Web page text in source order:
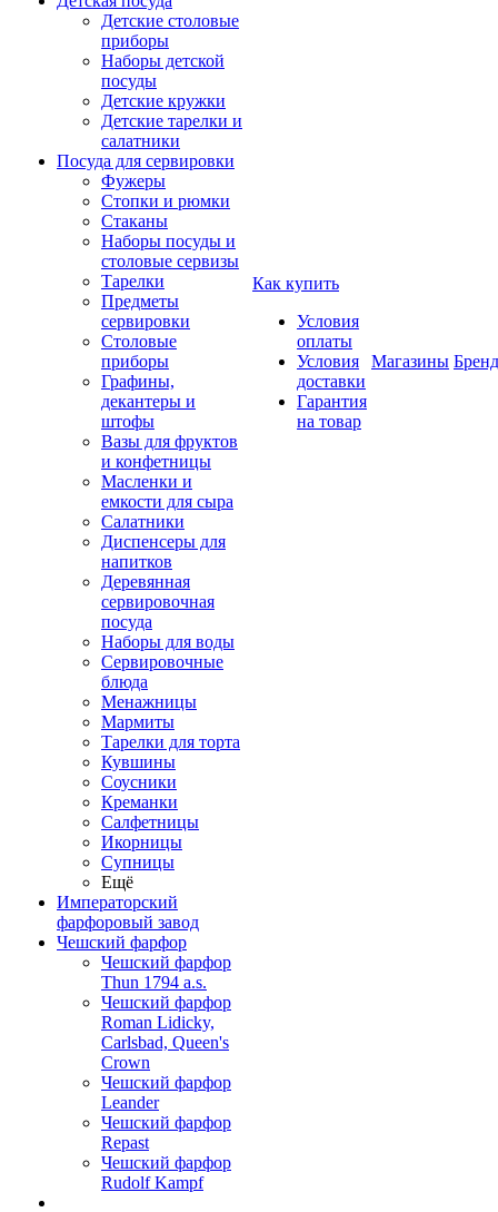
Детские столовые
приборы
Наборы детской
посуды
Детские кружки
Детские тарелки и
салатники
Посуда для сервировки
Фужеры
Стопки и рюмки
Стаканы
Наборы посуды и
столовые сервизы
Тарелки
Предметы
сервировки
Столовые
приборы
Графины,
декантеры и
штофы
Вазы для фруктов
и конфетницы
Масленки и
емкости для сыра
Салатники
Диспенсеры для
напитков
Деревянная
сервировочная
посуда
Наборы для воды
Сервировочные
блюда
Менажницы
Мармиты
Тарелки для торта
Кувшины
Соусники
Креманки
Салфетницы
Икорницы
Супницы
Ещё
Императорский
фарфоровый завод
Чешский фарфор
Чешский фарфор
Thun 1794 a.s.
Чешский фарфор
Roman Lidicky,
Carlsbad, Queen's
Crown
Чешский фарфор
Leander
Чешский фарфор
Repast
Чешский фарфор
Rudolf Kampf
Как купить
Условия
оплаты
Условия
доставки
Гарантия
на товар
Магазины